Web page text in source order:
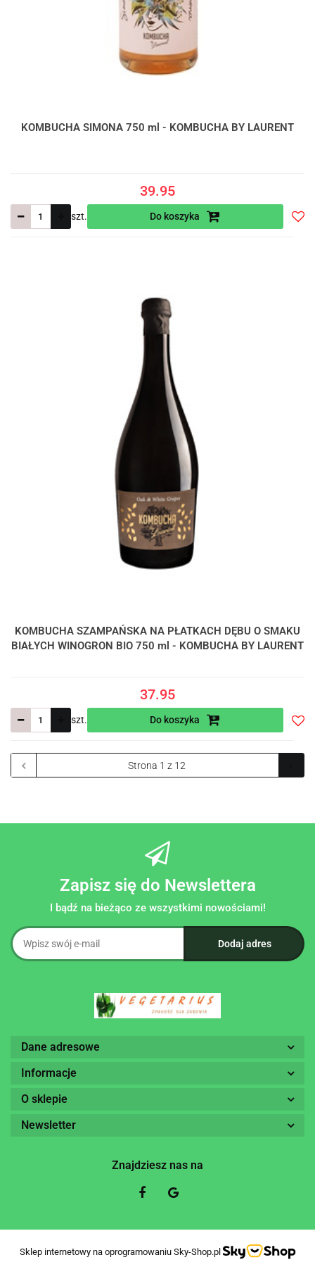
KOMBUCHA SIMONA 750 ml - KOMBUCHA BY LAURENT
39.95
szt. Do koszyka
KOMBUCHA SZAMPAŃSKA NA PŁATKACH DĘBU O SMAKU
BIAŁYCH WINOGRON BIO 750 ml - KOMBUCHA BY LAURENT
37.95
szt. Do koszyka
Zapisz się do Newslettera
I bądź na bieżąco ze wszystkimi nowościami!
Dane adresowe
Informacje
O sklepie
Newsletter
Znajdziesz nas na
Sklep internetowy na oprogramowaniu Sky-Shop.pl